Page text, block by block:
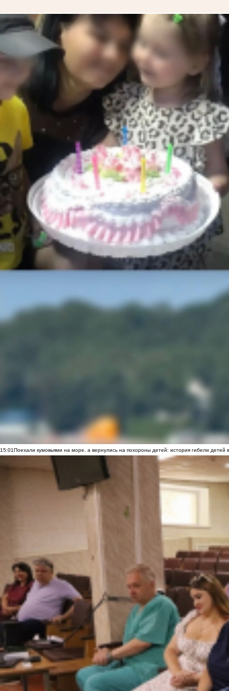
15:01Поехали кумовьями на море, а вернулись на похороны детей: история гибели детей